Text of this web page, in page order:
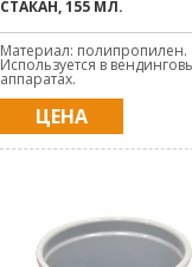
СТАКАН, 155 МЛ.
Материал: полипропилен.
Используется в
аппаратах.
ЦЕНА